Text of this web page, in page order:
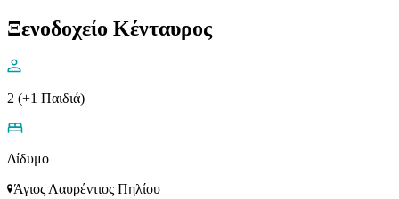
Ξενοδοχείο Κένταυρος
2 (+1 Παιδιά)
Δίδυμο
Άγιος Λαυρέντιος Πηλίου